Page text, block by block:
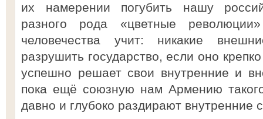
их намерении погубить нашу
разного рода «цветные
человечества учит: никакие
разрушить государство, если оно
успешно решает свои внутренние и
пока ещё союзную нам Армению
давно и глубоко раздирают внутренние